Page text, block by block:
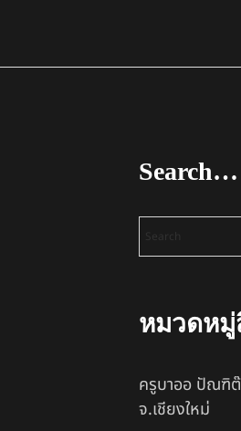
Search…
หมวดห
ครูบาออ ปัณฑิต๊
จ.เชียงใหม่